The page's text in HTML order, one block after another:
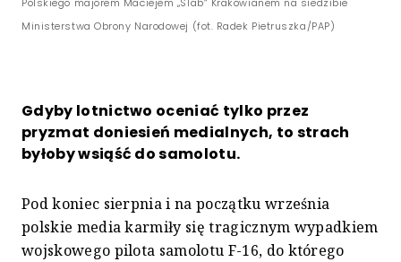
Ministerstwa Obrony Narodowej (fot. Radek Pietruszka/PAP)
Gdyby lotnictwo oceniać tylko przez
pryzmat doniesień medialnych, to strach
byłoby wsiąść do samolotu.
Pod koniec sierpnia i na początku września
polskie media karmiły się tragicznym wypadkiem
wojskowego pilota samolotu F-16, do którego